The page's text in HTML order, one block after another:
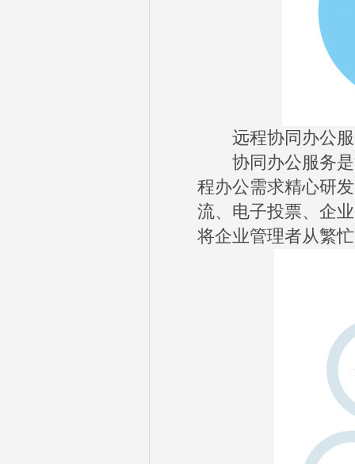
远程协同办公服
协同办公服务是
程办公需求精心研
流、电子投票、企
将企业管理者从繁